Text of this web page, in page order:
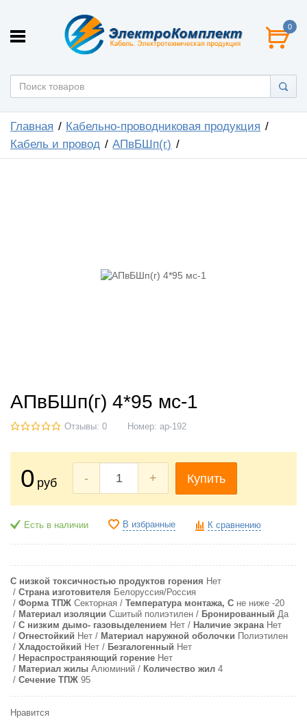
0
Главная
Кабельно-проводниковая продукция
Кабель и провод
АПвБШп(г)
АПвБШп(г) 4*95 мс-1
Отзывы: 0 Номер: ap-192
0 руб - + Купить
Есть в наличии В избранные К сравнению
С низкой токсичностью продуктов горения Нет
Страна изготовителя Белоруссия/Россия
Форма ТПЖ Секторная Температура монтажа, С не ниже -20
Материал изоляции Сшитый полиэтилен Бронированный Да
С низким дымо- газовыделением Нет Наличие экрана Нет
Огнестойкий Нет Материал наружной оболочки
Полиэтилен
Хладостойкий Нет Безгалогенный Нет
Нераспространяющий горение Нет
Материал жилы Алюминий Количество жил 4
Сечение ТПЖ 95
Нравится